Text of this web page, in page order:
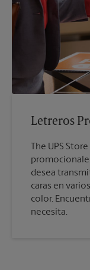
Letreros
The UPS
desea
caras en
color.
necesita.